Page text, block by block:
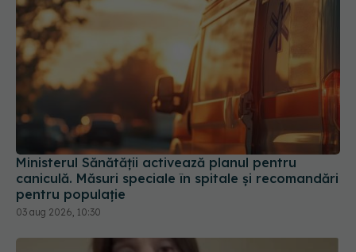
Ministerul Sănătății activează planul pentru
caniculă. Măsuri speciale în spitale și recomandări
pentru populație
03 aug 2026, 10:30